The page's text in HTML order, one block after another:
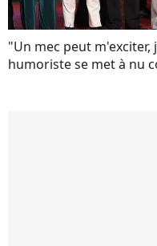
"Un mec peut
humoriste se met à nu